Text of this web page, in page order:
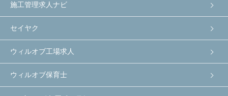
施工管理求人ナビ
セイヤク
ウィルオブ工場求人
ウィルオブ保育士